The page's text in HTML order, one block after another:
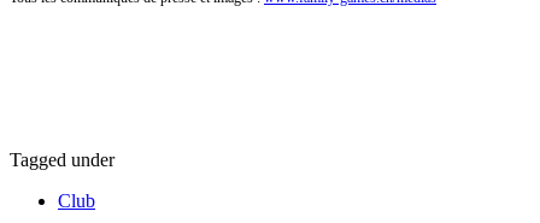
Tagged under
Club